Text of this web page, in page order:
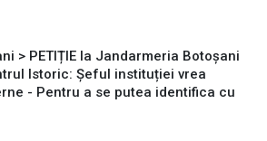
> PETIȚIE la Jandarmeria Botoșani
Istoric: Șeful instituției vrea
- Pentru a se putea identifica cu